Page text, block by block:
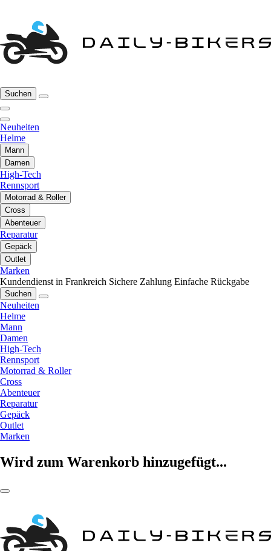
Suchen
Neuheiten
Helme
Mann
Damen
High-Tech
Rennsport
Motorrad & Roller
Cross
Abenteuer
Reparatur
Gepäck
Outlet
Marken
Kundendienst in Frankreich Sichere Zahlung Einfache Rückgabe
Suchen
Neuheiten
Helme
Mann
Damen
High-Tech
Rennsport
Motorrad & Roller
Cross
Abenteuer
Reparatur
Gepäck
Outlet
Marken
Wird zum Warenkorb hinzugefügt...